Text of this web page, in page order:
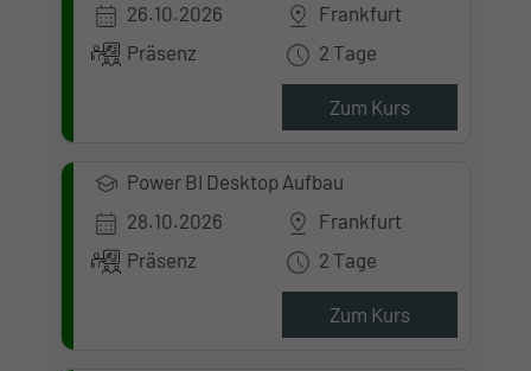
26.10.2026
Frankfurt
Präsenz
2 Tage
Zum Kurs
Power BI Desktop Aufbau
28.10.2026
Frankfurt
Präsenz
2 Tage
Zum Kurs